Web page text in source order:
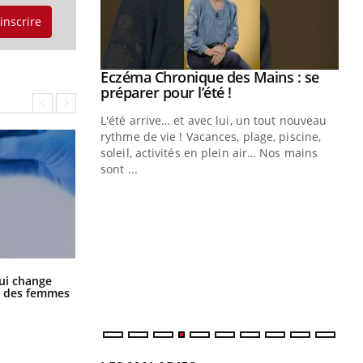
change
femmes
chez les
les soignants.
Youtube
Eczéma Chronique des Mains : se
préparer pour l’été !Youtube
L'été arrive… et avec lui, un tout nouveau
rythme de vie ! Vacances, plage, piscine,
soleil, activités en plein air… Nos mains
sont ...